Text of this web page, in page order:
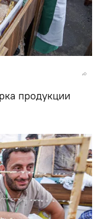
продукции